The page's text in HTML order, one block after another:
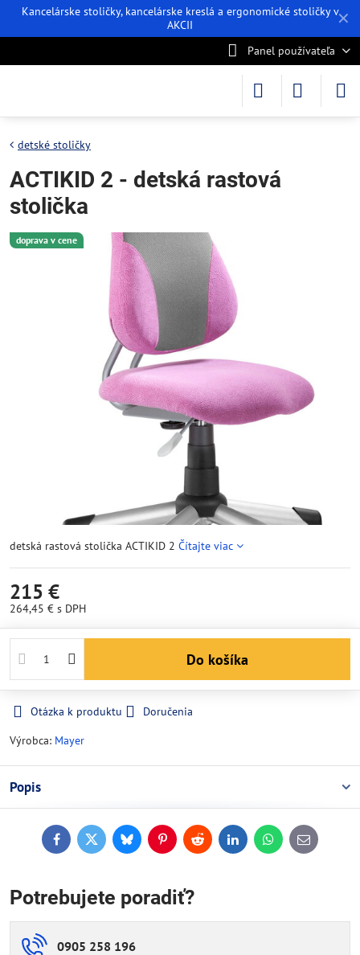
✕
Kancelárske stoličky, kancelárske kreslá a ergonomické stoličky v
AKCII
Panel používateľa
doprava v cene
detské stoličky
ACTIKID 2 - detská rastová
stolička
detská rastová stolička ACTIKID 2 Čítajte viac
215 €
264,45 € s DPH
Do košíka
Otázka k produktu
Doručenia
Výrobca: Mayer
Popis
FacebookTwitterBlueskyPinterestReddit LinkedInWhatsApp
E-
mail
Potrebujete poradiť?
0905 258 196